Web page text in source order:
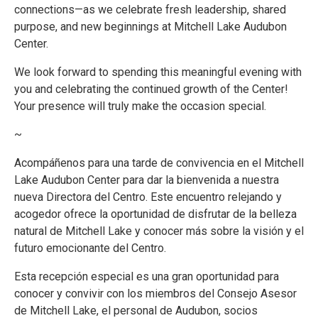
connections—as we celebrate fresh leadership, shared
purpose, and new beginnings at Mitchell Lake Audubon
Center.
We look forward to spending this meaningful evening with
you and celebrating the continued growth of the Center!
Your presence will truly make the occasion special.
~
Acompáñenos para una tarde de convivencia en el Mitchell
Lake Audubon Center para dar la bienvenida a nuestra
nueva Directora del Centro. Este encuentro relejando y
acogedor ofrece la oportunidad de disfrutar de la belleza
natural de Mitchell Lake y conocer más sobre la visión y el
futuro emocionante del Centro.
Esta recepción especial es una gran oportunidad para
conocer y convivir con los miembros del Consejo Asesor
de Mitchell Lake, el personal de Audubon, socios